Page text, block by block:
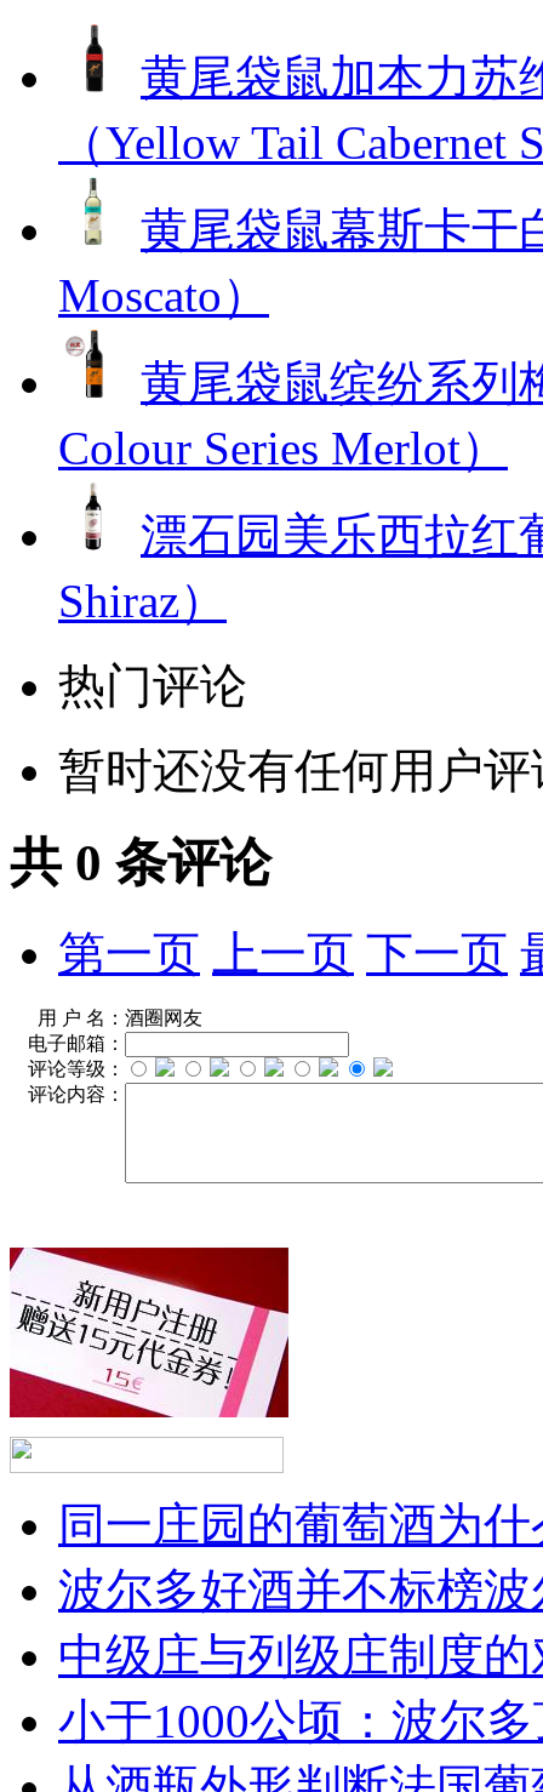
黄尾袋鼠加本力苏
（Yellow Tail Cabernet
黄尾袋鼠幕斯卡干
Moscato）
黄尾袋鼠缤纷系列
Colour Series Merlot）
漂石园美乐西拉红
Shiraz）
热门评论
暂时还没有任何用户评
共 0 条评论
第一页 上一页 下一页
用 户 名： 酒圈网友
电子邮箱：
评论等级：
评论内容：
同一庄园的葡萄酒为
波尔多好酒并不标榜
中级庄与列级庄制度
小于1000公顷：波尔